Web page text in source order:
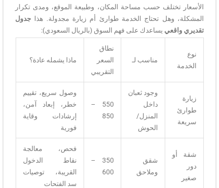
الأسعار تختلف حسب مساحة المكان، وطبيعة الموقع، ومدى تكرار
المشكلة، وهل تحتاج الخدمة طوارئ أم زيارة مجدولة. هذاجدول
تقديري واقعييساعدك على فهم السوق (بالريال السعودي):
نوع
الخدمة
مناسب لـ
نطاق
السعر
التقريبي
ماذا يشمله عادة؟
زيارة
طوارئ
سريعة
وجود ثعبان
داخل
المنزل/
الحوش
550 –
850
وصول سريع، تقييم
خطر، إبعاد آمن،
إرشادات وقاية
فورية
شقة أو
دور
صغير
شقق
وملاحق
350 –
600
فحص، معالجة
نقاط الدخول
القريبة، توصيات
سد الفتحات